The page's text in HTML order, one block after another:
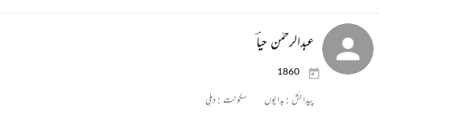
عبدالرحمٰن حیاؔ
1860
پیدائش : بدایوں سکونت :دہلی